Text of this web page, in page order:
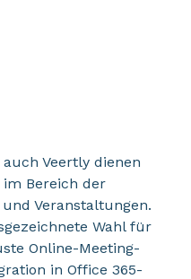
Veertly dienen
Bereich der
Veranstaltungen.
Wahl für
Online-Meeting-
in Office 365-